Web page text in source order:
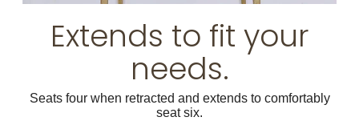
Extends to fit your
needs.
Seats four when retracted and extends to comfortably
seat six.